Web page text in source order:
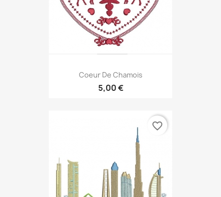
Coeur De Chamois
5,00 €
favorite_border